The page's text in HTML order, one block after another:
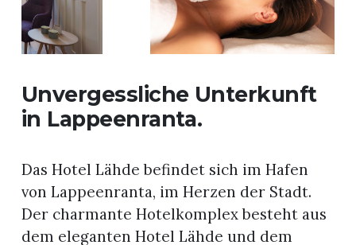
Unvergessliche Unterkunft
in Lappeenranta.
Das Hotel Lähde befindet sich im Hafen
von Lappeenranta, im Herzen der Stadt.
Der charmante Hotelkomplex besteht aus
dem eleganten Hotel Lähde und dem